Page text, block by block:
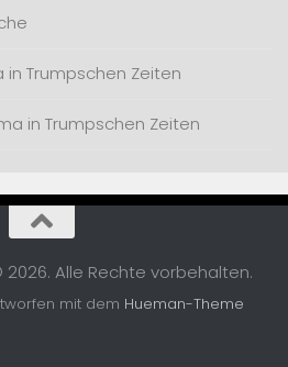
in Trumpschen Zeiten
in Trumpschen Zeiten
2026. Alle Rechte vorbehalten.
mit dem Hueman-Theme